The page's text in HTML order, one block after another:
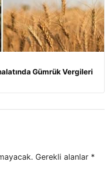
Gümrük Vergileri
Gerekli alanlar *